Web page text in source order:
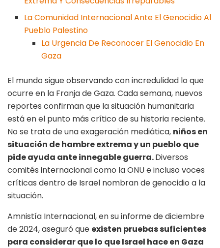
La Comunidad Internacional Ante El Genocidio Al
Pueblo Palestino
La Urgencia De Reconocer El Genocidio En
Gaza
El mundo sigue observando con incredulidad lo que
ocurre en la Franja de Gaza. Cada semana, nuevos
reportes confirman que la situación humanitaria
está en el punto más crítico de su historia reciente.
No se trata de una exageración mediática, niños en
situación de hambre extrema y un pueblo que
pide ayuda ante innegable guerra.Diversos
comités internacional como la ONU e incluso voces
críticas dentro de Israel nombran de genocidio a la
situación.
Amnistía Internacional, en su informe de diciembre
de 2024, aseguró que existen pruebas suficientes
para considerar que lo que Israel hace en Gaza